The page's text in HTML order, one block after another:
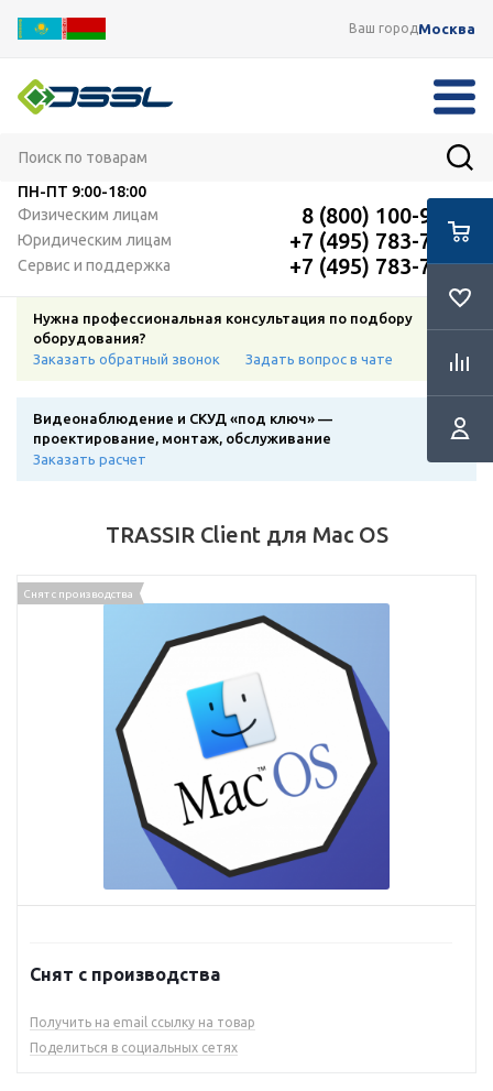
Ваш городМосква
ПН-ПТ 9:00-18:00
Физическим лицам
8 (800) 100-91-12
Юридическим лицам +7 (495) 783-72-87
Сервис и поддержка +7 (495) 783-72-87
Нужна профессиональная консультация по подбору
оборудования?
Заказать обратный звонок
Задать вопрос в чате
Видеонаблюдение и СКУД «под ключ» —
проектирование, монтаж, обслуживание
Заказать расчет
TRASSIR Client для Mac OS
Снят с производства
Снят с производства
Получить на email ссылку на товар
Поделиться в социальных сетях